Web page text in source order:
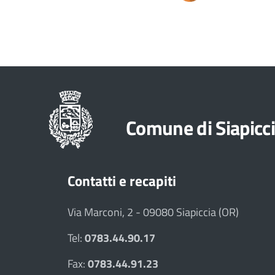
Comune di
Contatti e recapiti
Via Marconi, 2 - 09080 Siapiccia (OR)
Tel:0783.44.90.17
Fax:0783.44.91.23